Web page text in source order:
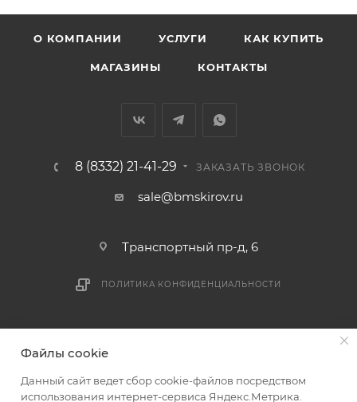
О КОМПАНИИ УСЛУГИ КАК КУПИТЬ
МАГАЗИНЫ КОНТАКТЫ
8 (8332) 21-41-29 ЗАКАЗАТЬ ЗВОНОК
sale@bmskirov.ru
Транспортный пр-д, 6
ПОЛИТИКА КОНФИДЕНЦИАЛЬНОСТИ
Файлы cookie
Данный сайт ведет сбор cookie-файлов посредством
использования интернет-сервиса Яндекс.Метрика.